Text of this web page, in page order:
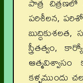
పరిశీలన,
బుద్ధికుశలత,
స్త్రీతత్వం,
ఆత్మవిశ్వాసం
కళ్ళముందు